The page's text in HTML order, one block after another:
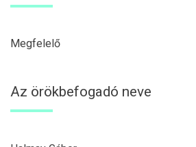
Megfelelő
Az örökbefogadó neve